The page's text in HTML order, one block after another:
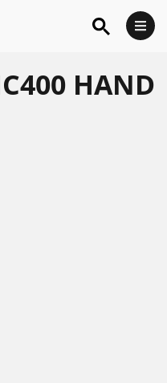
HAND